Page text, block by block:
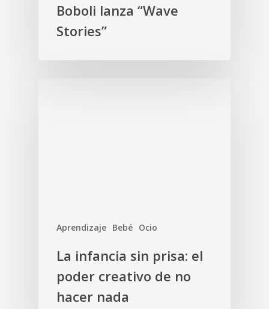
Boboli lanza “Wave
Stories”
Aprendizaje Bebé Ocio
La infancia sin prisa: el
poder creativo de no
hacer nada